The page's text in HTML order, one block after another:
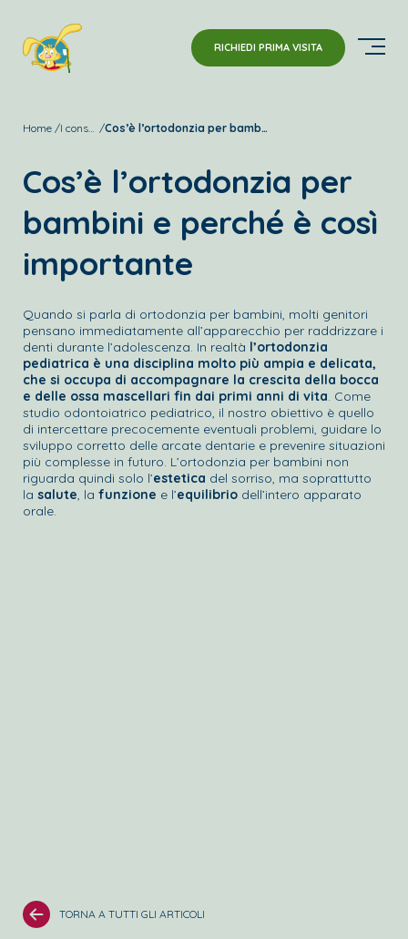
RICHIEDI PRIMA VISITA
Home I consigli della Dott.ssa Alessandra Tubiolo Cos’è l’ortodonzia per bambini e perché è così importante
Cos’è l’ortodonzia per
bambini e perché è così
importante
Quando si parla di ortodonzia per bambini, molti genitori
pensano immediatamente all’apparecchio per raddrizzare i
denti durante l’adolescenza. In realtà l’ortodonzia
pediatrica è una disciplina molto più ampia e delicata,
che si occupa di accompagnare la crescita della bocca
e delle ossa mascellari fin dai primi anni di vita. Come
studio odontoiatrico pediatrico, il nostro obiettivo è quello
di intercettare precocemente eventuali problemi, guidare lo
sviluppo corretto delle arcate dentarie e prevenire situazioni
più complesse in futuro. L’ortodonzia per bambini non
riguarda quindi solo l’estetica del sorriso, ma soprattutto
la salute, la funzione e l’equilibrio dell’intero apparato
orale.
TORNA A TUTTI GLI ARTICOLI